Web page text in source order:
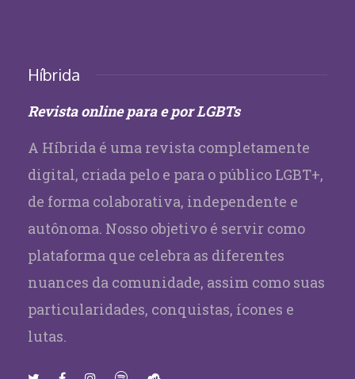
Híbrida
Revista online para e por LGBTs
A Híbrida é uma revista completamente
digital, criada pelo e para o público LGBT+,
de forma colaborativa, independente e
autônoma. Nosso objetivo é servir como
plataforma que celebra as diferentes
nuances da comunidade, assim como suas
particularidades, conquistas, ícones e
lutas.